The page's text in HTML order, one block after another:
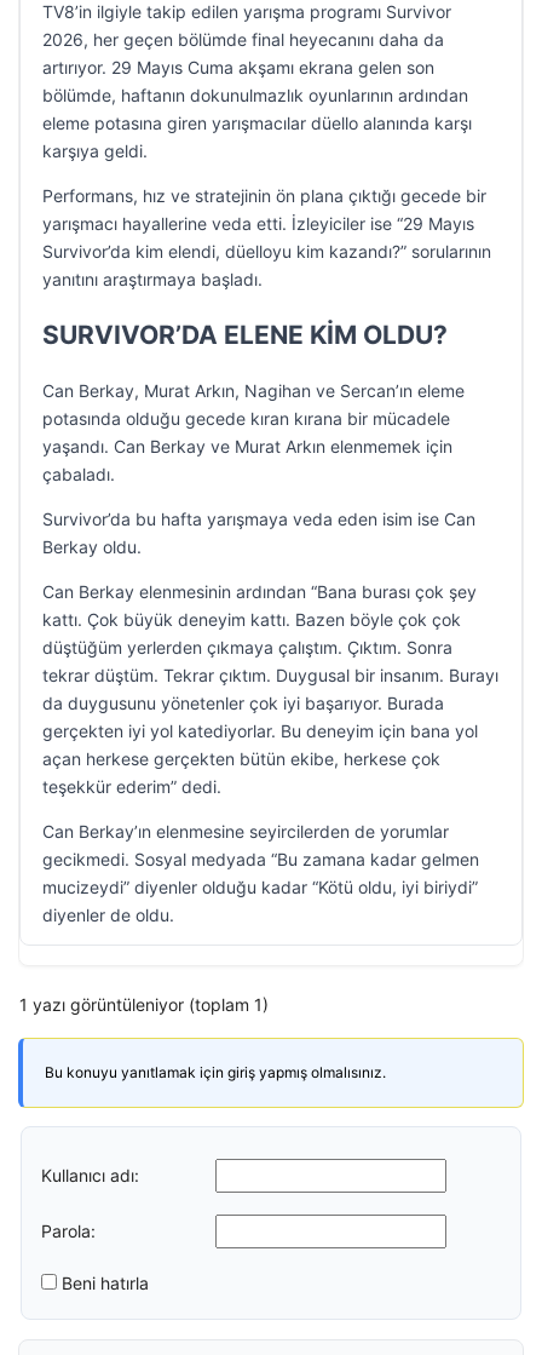
TV8’in ilgiyle takip edilen yarışma programı Survivor
2026, her geçen bölümde final heyecanını daha da
artırıyor. 29 Mayıs Cuma akşamı ekrana gelen son
bölümde, haftanın dokunulmazlık oyunlarının ardından
eleme potasına giren yarışmacılar düello alanında karşı
karşıya geldi.
Performans, hız ve stratejinin ön plana çıktığı gecede bir
yarışmacı hayallerine veda etti. İzleyiciler ise “29 Mayıs
Survivor’da kim elendi, düelloyu kim kazandı?” sorularının
yanıtını araştırmaya başladı.
SURVIVOR’DA ELENE KİM OLDU?
Can Berkay, Murat Arkın, Nagihan ve Sercan’ın eleme
potasında olduğu gecede kıran kırana bir mücadele
yaşandı. Can Berkay ve Murat Arkın elenmemek için
çabaladı.
Survivor’da bu hafta yarışmaya veda eden isim ise Can
Berkay oldu.
Can Berkay elenmesinin ardından “Bana burası çok şey
kattı. Çok büyük deneyim kattı. Bazen böyle çok çok
düştüğüm yerlerden çıkmaya çalıştım. Çıktım. Sonra
tekrar düştüm. Tekrar çıktım. Duygusal bir insanım. Burayı
da duygusunu yönetenler çok iyi başarıyor. Burada
gerçekten iyi yol katediyorlar. Bu deneyim için bana yol
açan herkese gerçekten bütün ekibe, herkese çok
teşekkür ederim” dedi.
Can Berkay’ın elenmesine seyircilerden de yorumlar
gecikmedi. Sosyal medyada “Bu zamana kadar gelmen
mucizeydi” diyenler olduğu kadar “Kötü oldu, iyi biriydi”
diyenler de oldu.
1 yazı görüntüleniyor (toplam 1)
Bu konuyu yanıtlamak için giriş yapmış olmalısınız.
Kullanıcı adı:
Parola:
Beni hatırla